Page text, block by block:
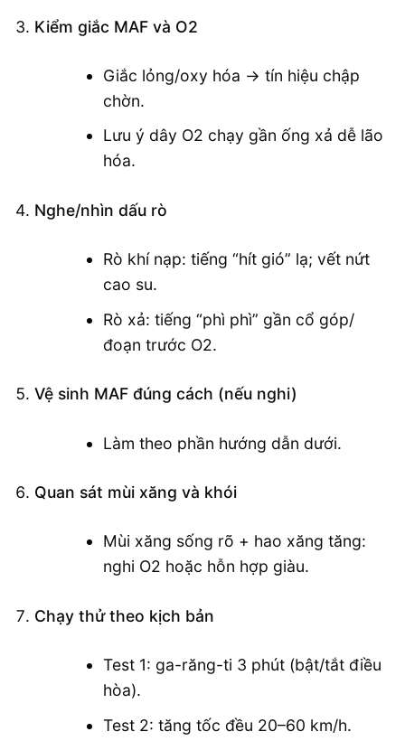
Kiểm giắc MAF và O2
Giắc lỏng/oxy hóa → tín hiệu chập
chờn.
Lưu ý dây O2 chạy gần ống xả dễ lão
hóa.
Nghe/nhìn dấu rò
Rò khí nạp: tiếng “hít gió” lạ; vết nứt
cao su.
Rò xả: tiếng “phì phì” gần cổ góp/
đoạn trước O2.
Vệ sinh MAF đúng cách (nếu nghi)
Làm theo phần hướng dẫn dưới.
Quan sát mùi xăng và khói
Mùi xăng sống rõ + hao xăng tăng:
nghi O2 hoặc hỗn hợp giàu.
Chạy thử theo kịch bản
Test 1: ga-răng-ti 3 phút (bật/tắt điều
hòa).
Test 2: tăng tốc đều 20–60 km/h.